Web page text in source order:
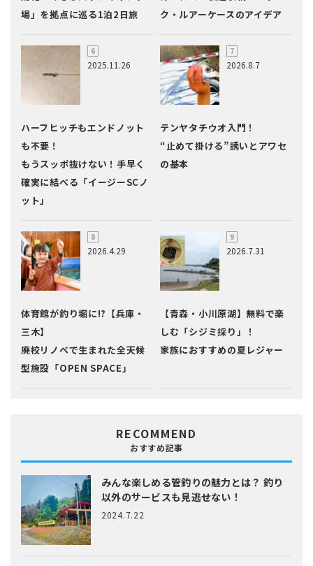
場」を拠点に巡る1泊2日旅
ク・ルアーケースのアイデア
2025.11.26
ハーフヒッチもエンドノット
も不要！
もうスッポ抜けない！手早く
確実に結べる「イージーSCノ
ット」
2026.8.7
テンヤタチウオ入門！
“止めて掛ける”誘いとアワセ
の基本
2026.4.29
体育館が釣り堀に!?【兵庫・
三木】
廃校リノベで生まれた全天候
型施設「OPEN SPACE」
2026.7.31
【青森・小川原湖】無料で楽
しむ「シジミ採り」！
家族におすすめの夏レジャー
RECOMMEND
おすすめ記事
みんな楽しめる管釣りの魅力とは？ 釣り
以外のサービスも見逃せない！
2024.7.22